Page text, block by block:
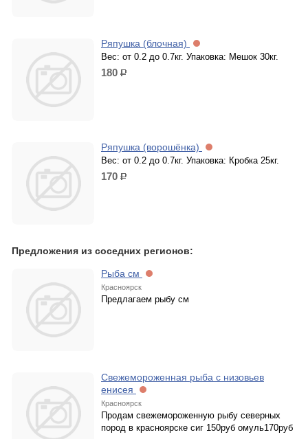
Ряпушка (блочная)
Вес: от 0.2 до 0.7кг. Упаковка: Мешок 30кг.
180 р.
Ряпушка (ворошёнка)
Вес: от 0.2 до 0.7кг. Упаковка: Кробка 25кг.
170 р.
Предложения из соседних регионов:
Рыба см
Красноярск
Предлагаем рыбу см
Свежемороженная рыба с низовьев
енисея
Красноярск
Продам свежемороженную рыбу северных
пород в красноярске сиг 150руб омуль170руб